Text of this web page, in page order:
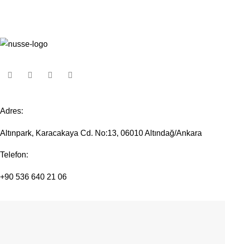
Adres:
Altınpark, Karacakaya Cd. No:13, 06010 Altındağ/Ankara
Telefon:
+90 536 640 21 06